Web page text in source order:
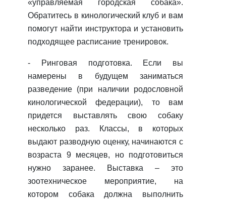
«управляемая городская собака».
Обратитесь в кинологический клуб и вам
помогут найти инструктора и установить
подходящее расписание тренировок.
- Ринговая подготовка. Если вы
намерены в будущем заниматься
разведение (при наличии родословной
кинологической федерации), то вам
придется выставлять свою собаку
несколько раз. Классы, в которых
выдают разводную оценку, начинаются с
возраста 9 месяцев, но подготовиться
нужно заранее. Выставка – это
зоотехническое мероприятие, на
котором собака должна выполнить